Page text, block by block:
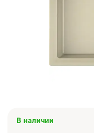
В наличии